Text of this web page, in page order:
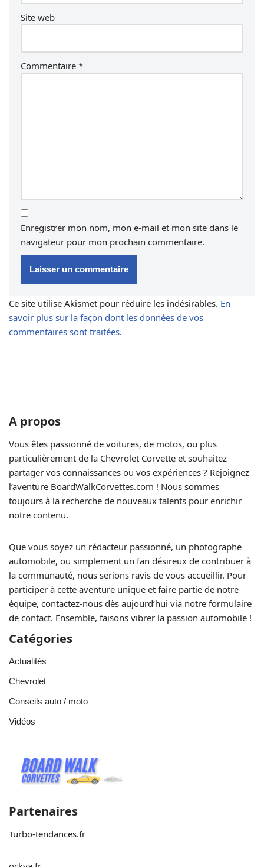
Site web
Commentaire *
Enregistrer mon nom, mon e-mail et mon site dans le
navigateur pour mon prochain commentaire.
Ce site utilise Akismet pour réduire les indésirables. En
savoir plus sur la façon dont les données de vos
commentaires sont traitées.
A propos
Vous êtes passionné de voitures, de motos, ou plus
particulièrement de la Chevrolet Corvette et souhaitez
partager vos connaissances ou vos expériences ? Rejoignez
l’aventure BoardWalkCorvettes.com ! Nous sommes
toujours à la recherche de nouveaux talents pour enrichir
notre contenu.
Que vous soyez un rédacteur passionné, un photographe
automobile, ou simplement un fan désireux de contribuer à
la communauté, nous serions ravis de vous accueillir. Pour
participer à cette aventure unique et faire partie de notre
équipe, contactez-nous dès aujourd’hui via notre formulaire
de contact. Ensemble, faisons vibrer la passion automobile !
Catégories
Actualités
Chevrolet
Conseils auto / moto
Vidéos
Partenaires
Turbo-tendances.fr